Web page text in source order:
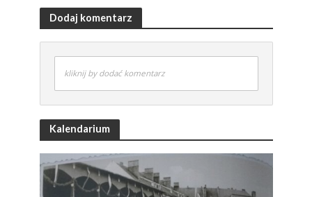
Dodaj komentarz
kliknij by dodać komentarz
Kalendarium